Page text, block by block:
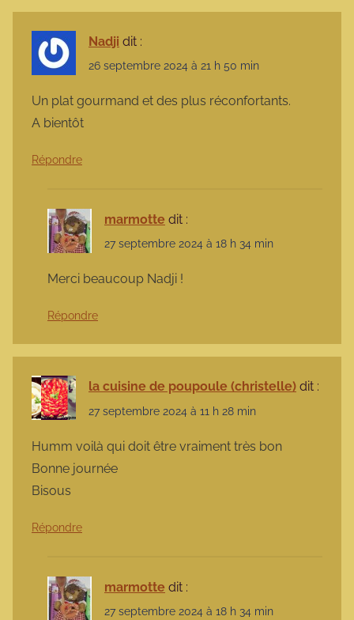
Nadji dit :
26 septembre 2024 à 21 h 50 min
Un plat gourmand et des plus réconfortants.
A bientôt
Répondre
marmotte dit :
27 septembre 2024 à 18 h 34 min
Merci beaucoup Nadji !
Répondre
la cuisine de poupoule (christelle) dit :
27 septembre 2024 à 11 h 28 min
Humm voilà qui doit être vraiment très bon
Bonne journée
Bisous
Répondre
marmotte dit :
27 septembre 2024 à 18 h 34 min